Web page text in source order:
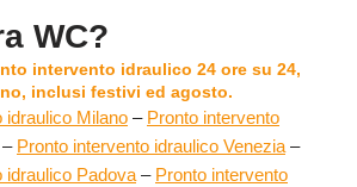
WC?
intervento idraulico 24 ore su 24,
inclusi festivi ed agosto.
idraulico Milano – Pronto intervento
– Pronto intervento idraulico Venezia –
idraulico Padova – Pronto intervento